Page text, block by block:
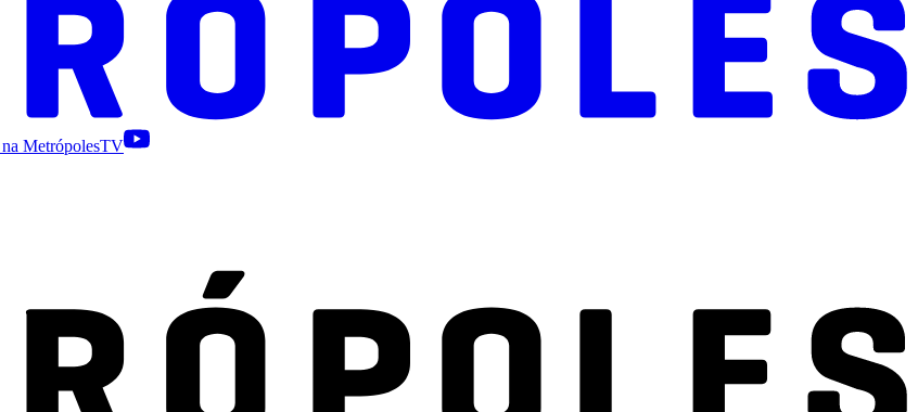
na MetrópolesTV